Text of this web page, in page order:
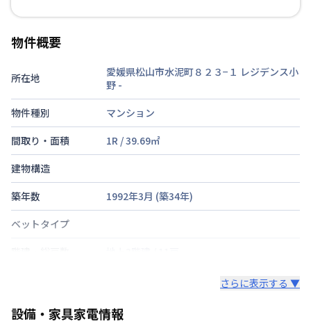
物件概要
所在地
愛媛県松山市水泥町８２３−１ レジデンス小
野 -
物件種別
マンション
間取り・面積
1R /39.69㎡
建物構造
築年数
1992年3月 (築34年)
ベットタイプ
部屋の向き
南
さらに表示する ▼
設備・家具家電情報